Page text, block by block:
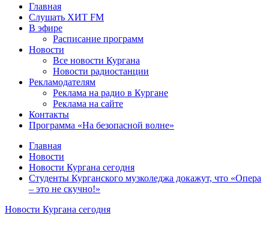
Главная
Слушать ХИТ FM
В эфире
Расписание программ
Новости
Все новости Кургана
Новости радиостанции
Рекламодателям
Реклама на радио в Кургане
Реклама на сайте
Контакты
Программа «На безопасной волне»
Главная
Новости
Новости Кургана сегодня
Студенты Курганского музколеджа докажут, что «Опера
– это не скучно!»
Новости Кургана сегодня